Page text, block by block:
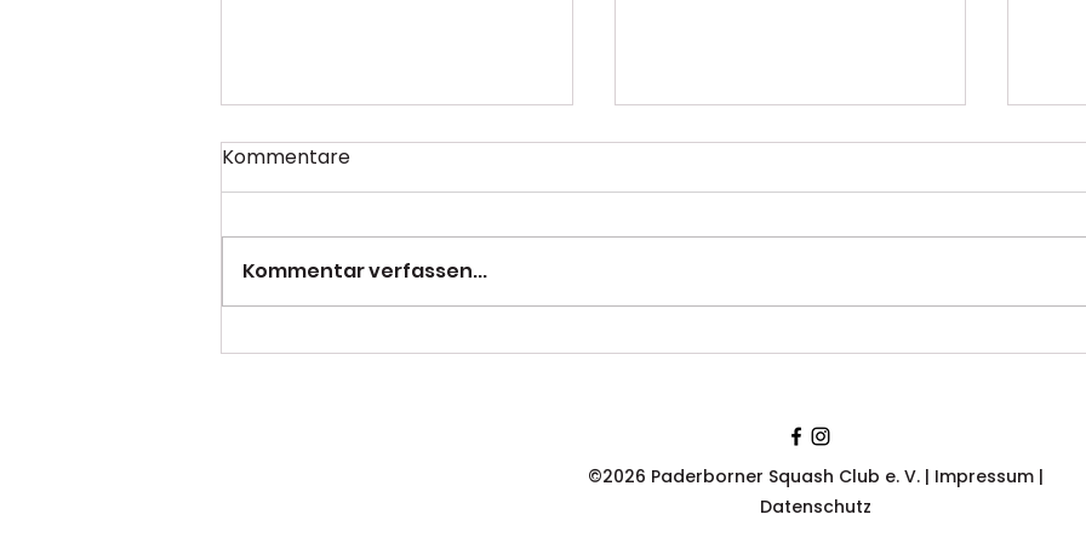
PSC mit starkem
PSC-Frauen erneut
Vizemeisterschaft in
Saarbrücken
Kommentare
Kommentar verfassen...
©2026 Paderborner Squash Club e. V. | Impressum |
Datenschutz